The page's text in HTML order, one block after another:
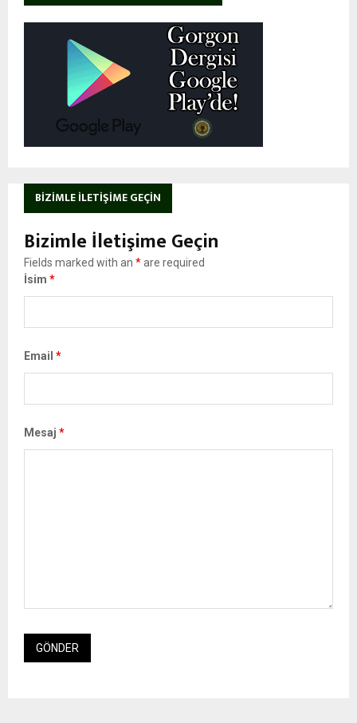
BIZIMLE İLETIŞIME GEÇIN
Bizimle İletişime Geçin
Fields marked with an *are required
İsim *
Email *
Mesaj *